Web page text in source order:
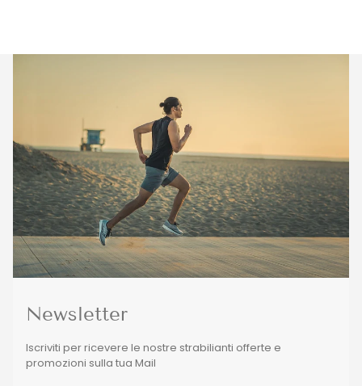
Newsletter
Iscriviti per ricevere le nostre strabilianti offerte e
promozioni sulla tua Mail